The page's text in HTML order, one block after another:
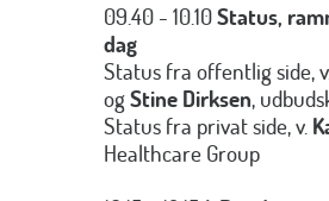
09.40 - 10.10Status,
dag
Status fra offentlig side,
ogStine Dirksen,
Status fra privat side, v.
Healthcare Group